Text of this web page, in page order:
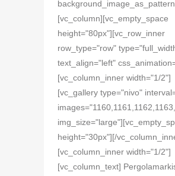
[vc_column][vc_empty_space
height="80px"][vc_row_inner
row_type="row"
text_align="left"
[vc_column_inner width="1/2"]
[vc_gallery type="nivo"
height="30px"][/
[vc_column_inner width="1/2"]
[vc_column_text]